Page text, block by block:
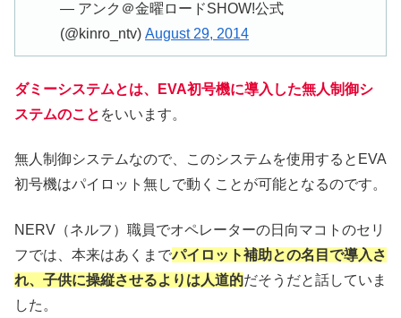
— アンク＠金曜ロードSHOW!公式
(@kinro_ntv) August 29, 2014
ダミーシステムとは、EVA初号機に導入した無人制御シ
ステムのこと をいいます。
無人制御システムなので、このシステムを使用するとEVA
初号機はパイロット無しで動くことが可能となるのです。
NERV（ネルフ）職員でオペレーターの日向マコトのセリ
フでは、本来はあくまでパイロット補助との名目で導入さ
れ、子供に操縦させるよりは人道的だそうだと話していま
した。